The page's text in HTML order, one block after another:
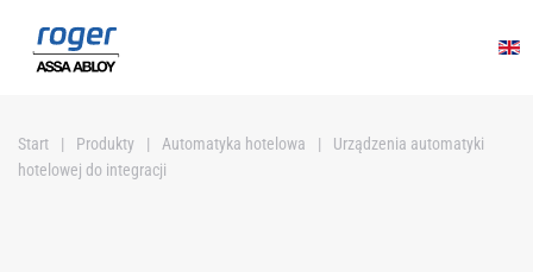
Przejdź do głównej treści
Start Produkty Automatyka hotelowa
Urządzenia automatyki
hotelowej do integracji